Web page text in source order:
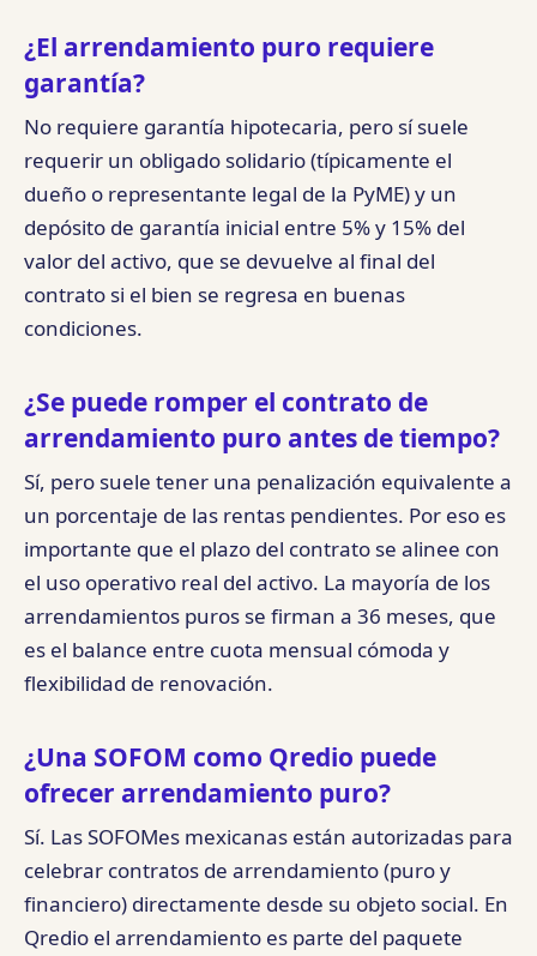
¿El arrendamiento puro requiere
garantía?
No requiere garantía hipotecaria, pero sí suele
requerir un obligado solidario (típicamente el
dueño o representante legal de la PyME) y un
depósito de garantía inicial entre 5% y 15% del
valor del activo, que se devuelve al final del
contrato si el bien se regresa en buenas
condiciones.
¿Se puede romper el contrato de
arrendamiento puro antes de tiempo?
Sí, pero suele tener una penalización equivalente a
un porcentaje de las rentas pendientes. Por eso es
importante que el plazo del contrato se alinee con
el uso operativo real del activo. La mayoría de los
arrendamientos puros se firman a 36 meses, que
es el balance entre cuota mensual cómoda y
flexibilidad de renovación.
¿Una SOFOM como Qredio puede
ofrecer arrendamiento puro?
Sí. Las SOFOMes mexicanas están autorizadas para
celebrar contratos de arrendamiento (puro y
financiero) directamente desde su objeto social. En
Qredio el arrendamiento es parte del paquete